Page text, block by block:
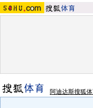
阿迪达斯搜狐